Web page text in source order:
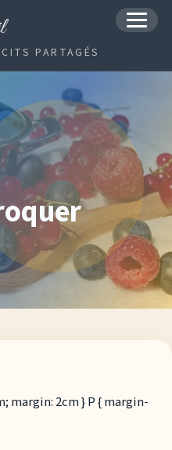
PARTAGÉS
MENU
margin: 2cm } P { margin-